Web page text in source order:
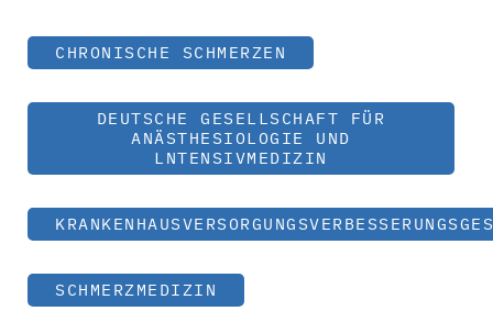
CHRONISCHE SCHMERZEN
DEUTSCHE GESELLSCHAFT FÜR
ANÄSTHESIOLOGIE UND
LNTENSIVMEDIZIN
SCHMERZMEDIZIN